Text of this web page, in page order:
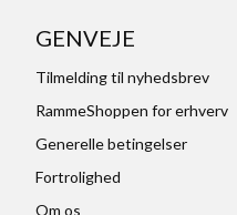
GENVEJE
Tilmelding til nyhedsbrev
RammeShoppen for erhverv
Generelle betingelser
Fortrolighed
Om os